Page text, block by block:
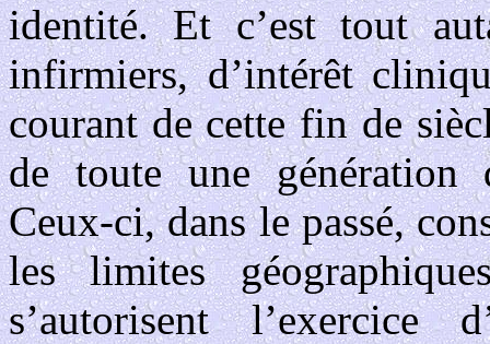
identité. Et c’est tout
infirmiers, d’intérêt
courant de cette fin de
de toute une
Ceux-ci, dans le passé,
les limites
s’autorisent l’exercice